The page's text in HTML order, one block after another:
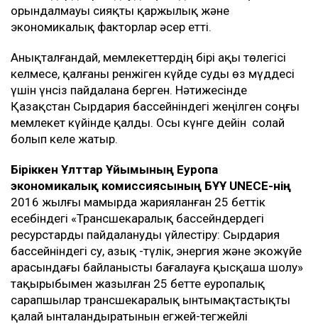
орындалмауы сияқты қаржылық және
экономикалық факторлар әсер етті.
Анықталғандай, мемлекеттердің бірі ақы төлегісі
келмесе, қалғаны ренжіген күйде суды өз мүддесі
үшін үнсіз пайдалана берген. Нәтижесінде
Қазақстан Сырдария бассейніндегі жеңілген соңғы
мемлекет күйінде қалды. Осы күнге дейін солай
болып келе жатыр.
Біріккен Ұлттар Ұйымының Еуропа
экономикалық комиссиясының БҰҰ UNECE-нің
2016 жылғы мамырда жарияланған 25 беттік
есебіндегі «Трансшекаралық бассейндердегі
ресурстарды пайдалануды үйлестіру: Сырдария
бассейніндегі су, азық -түлік, энергия және экожүйе
арасындағы байланысты бағалауға қысқаша шолу»
тақырыбымен жазылған 25 бетте еуропалық
сарапшылар трансшекаралық ынтымақтастықты
қалай ынталандыратынын егжей-тегжейлі